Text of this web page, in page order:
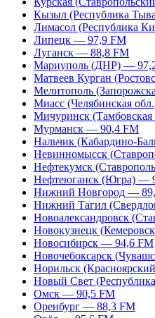
Кызыл (Республика
Лимасол (Республика
Липецк — 97,9 FM
Луганск — 88,8 FM
Мариуполь (ДНР) —
Матвеев Курган
Мелитополь
Миасс (Челябинская
Мичуринск
Мурманск — 90,4 FM
Нальчик (Кабардино-
Невинномысск
Нефтекумск
Нефтеюганск (Югра) —
Нижний Новгород —
Нижний Тагил
Новоалександровск
Новокузнецк
Новосибирск — 94,6 FM
Новочебоксарск
Норильск
Новый Свет
Омск — 90,5 FM
Оренбург — 88,3 FM